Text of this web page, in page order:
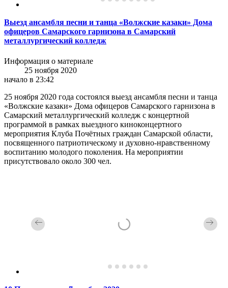
Выезд ансамбля песни и танца «Волжские казаки» Дома
офицеров Самарского гарнизона в Самарский
металлургический колледж
Информация о материале
25 ноября 2020
начало в 23:42
25 ноября 2020 года состоялся выезд ансамбля песни и танца
«Волжские казаки» Дома офицеров Самарского гарнизона в
Самарский металлургический колледж с концертной
программой в рамках выездного киноконцертного
мероприятия Клуба Почётных граждан Самарской области,
посвященного патриотическому и духовно-нравственному
воспитанию молодого поколения. На мероприятии
присутствовало около 300 чел.